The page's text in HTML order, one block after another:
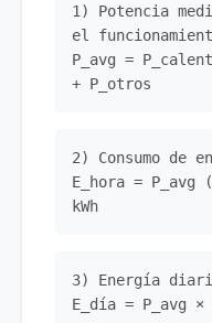
1) Potencia
el
P_avg =
+ P_otros
2) Consumo de
E_hora = P_avg
kWh
3) Energía
E_día = P_avg ×